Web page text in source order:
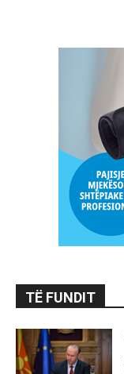
TË FUNDIT